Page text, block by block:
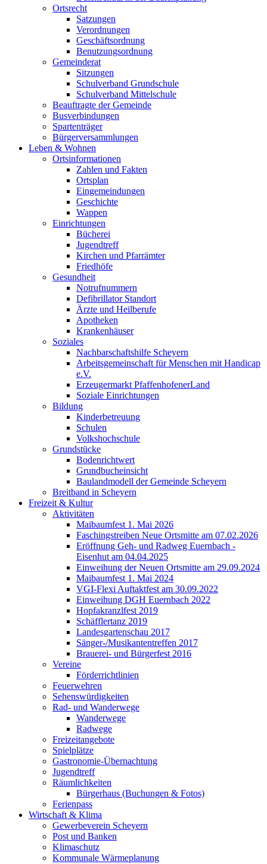
Ortsrecht
Satzungen
Verordnungen
Geschäftsordnung
Benutzungsordnung
Gemeinderat
Sitzungen
Schulverband Grundschule
Schulverband Mittelschule
Beauftragte der Gemeinde
Busverbindungen
Spartenträger
Bürgerversammlungen
Leben & Wohnen
Ortsinformationen
Zahlen und Fakten
Ortsplan
Eingemeindungen
Geschichte
Wappen
Einrichtungen
Bücherei
Jugendtreff
Kirchen und Pfarrämter
Friedhöfe
Gesundheit
Notrufnummern
Defibrillator Standort
Ärzte und Heilberufe
Apotheken
Krankenhäuser
Soziales
Nachbarschaftshilfe Scheyern
Arbeitsgemeinschaft für Menschen mit Handicap
e.V.
Erzeugermarkt PfaffenhofenerLand
Soziale Einrichtungen
Bildung
Kinderbetreuung
Schulen
Volkshochschule
Grundstücke
Bodenrichtwert
Grundbucheinsicht
Baulandmodell der Gemeinde Scheyern
Breitband in Scheyern
Freizeit & Kultur
Aktivitäten
Maibaumfest 1. Mai 2026
Faschingstreiben Neue Ortsmitte am 07.02.2026
Eröffnung Geh- und Radweg Euernbach -
Eisenhut am 04.04.2025
Einweihung der Neuen Ortsmitte am 29.09.2024
Maibaumfest 1. Mai 2024
VGI-Flexi Auftaktfest am 30.09.2022
Einweihung DGH Euernbach 2022
Hopfakranzlfest 2019
Schäfflertanz 2019
Landesgartenschau 2017
Sänger-/Musikantentreffen 2017
Brauerei- und Bürgerfest 2016
Vereine
Förderrichtlinien
Feuerwehren
Sehenswürdigkeiten
Rad- und Wanderwege
Wanderwege
Radwege
Freizeitangebote
Spielplätze
Gastronomie-Übernachtung
Jugendtreff
Räumlichkeiten
Bürgerhaus (Buchungen & Fotos)
Ferienpass
Wirtschaft & Klima
Gewerbeverein Scheyern
Post und Banken
Klimaschutz
Kommunale Wärmeplanung